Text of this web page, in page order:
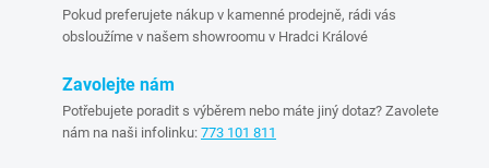
Pokud preferujete nákup v kamenné prodejně, rádi vás
obsloužíme v našem showroomu v Hradci Králové
Zavolejte nám
Potřebujete poradit s výběrem nebo máte jiný dotaz? Zavolete
nám na naši infolinku: 773 101 811